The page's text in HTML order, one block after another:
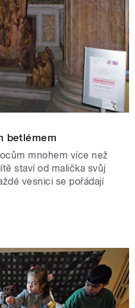
betlémem
mnohem více než
staví od malička svůj
vesnici se pořádají